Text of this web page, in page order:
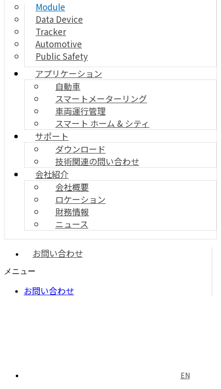
Module
Data Device
Tracker
Automotive
Public Safety
アプリケーション
自動車
スマートメーターリング
車両運行管理
スマート ホーム & シティ
サポート
ダウンロード
技術関連の問い合わせ
会社紹介
会社概要
ロケーション
財務情報
ニュース
お問い合わせ
メニュー
お問い合わせ
EN